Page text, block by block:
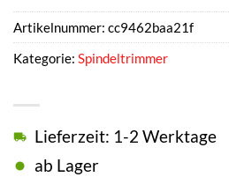
Lieferzeit: 1-2 Werktage
ab Lager
Artikelnummer: cc9462baa21f
Kategorie: Spindeltrimmer